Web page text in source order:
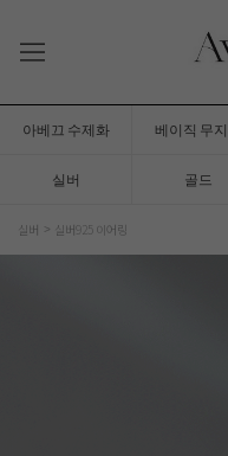
아베끄 수제화 베이직 무
실버 골드
실버 실버925 이어링